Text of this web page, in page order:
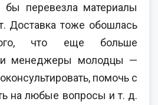
бы перевезла материалы
Доставка тоже обошлась
что еще больше
и менеджеры молодцы —
помочь с
на любые вопросы и т. д.